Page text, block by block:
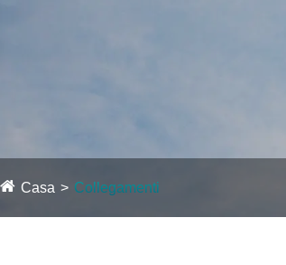
Casa Collegamenti